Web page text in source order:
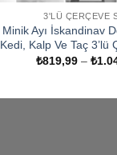
3'LÜ ÇERÇEVE
Minik Ayı İskandinav
Kedi, Kalp Ve Taç 3’lü
₺819,99 – ₺